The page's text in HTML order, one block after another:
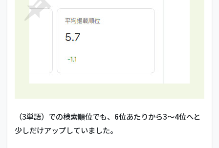
っ
て、
多
る
2.1
こ
のまま個
人ブログ
（3単語）での検索順位でも、6位あたりから3～4位へと
少しだけアップしていました。